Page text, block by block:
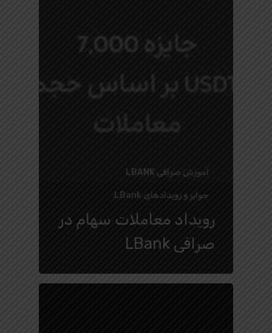
آموزش صرافی LBANK
جوایز و رویدادهای LBank
رویداد معاملات سهام در
صرافی LBank